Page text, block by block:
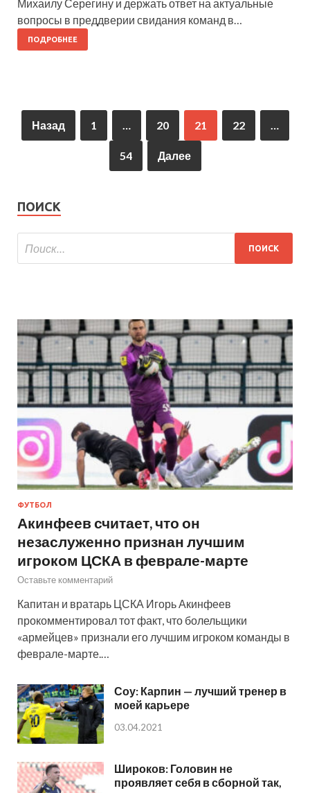
Михаилу Серегину и держать ответ на актуальные
вопросы в преддверии свидания команд в…
ПОДРОБНЕЕ
Назад 1 … 20 21 22 …
54 Далее
ПОИСК
ФУТБОЛ
Акинфеев считает, что он
незаслуженно признан лучшим
игроком ЦСКА в феврале-марте
Оставьте комментарий
Капитан и вратарь ЦСКА Игорь Акинфеев
прокомментировал тот факт, что болельщики
«армейцев» признали его лучшим игроком команды в
феврале-марте.…
Соу: Карпин — лучший тренер в
моей карьере
03.04.2021
Широков: Головин не
проявляет себя в сборной так,